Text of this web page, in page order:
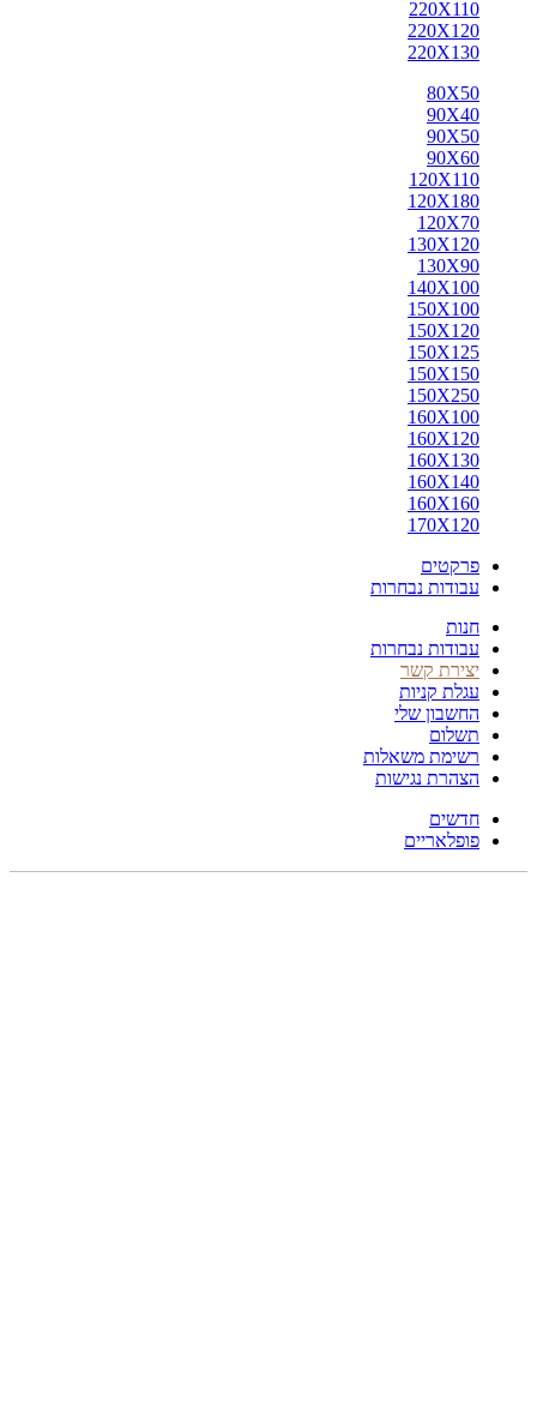
220X110
220X120
220X130
80X50
90X40
90X50
90X60
120X110
120X180
120X70
130X120
130X90
140X100
150X100
150X120
150X125
150X150
150X250
160X100
160X120
160X130
160X140
160X160
170X120
פרקטים
עבודות נבחרות
חנות
עבודות נבחרות
יצירת קשר
עגלת קניות
החשבון שלי
תשלום
רשימת משאלות
הצהרת נגישות
חדשים
פופלאריים